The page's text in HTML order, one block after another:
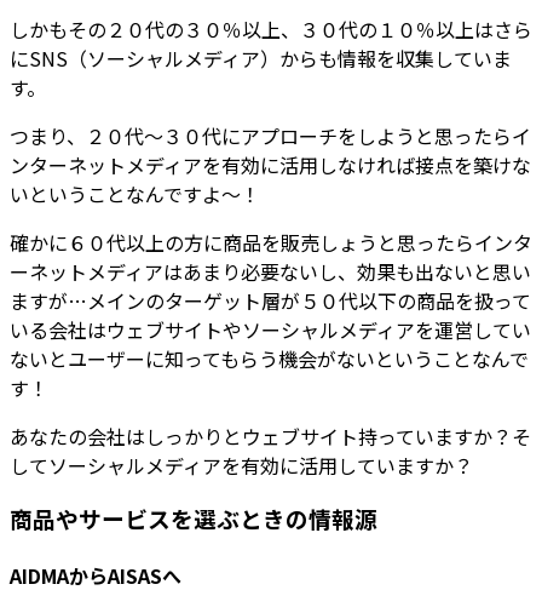
しかもその２０代の３０％以上、３０代の１０％以上はさら
にSNS（ソーシャルメディア）からも情報を収集していま
す。
つまり、２０代～３０代にアプローチをしようと思ったらイ
ンターネットメディアを有効に活用しなければ接点を築けな
いということなんですよ～！
確かに６０代以上の方に商品を販売しょうと思ったらインタ
ーネットメディアはあまり必要ないし、効果も出ないと思い
ますが…メインのターゲット層が５０代以下の商品を扱って
いる会社はウェブサイトやソーシャルメディアを運営してい
ないとユーザーに知ってもらう機会がないということなんで
す！
あなたの会社はしっかりとウェブサイト持っていますか？そ
してソーシャルメディアを有効に活用していますか？
商品やサービスを選ぶときの情報源
AIDMAからAISASへ